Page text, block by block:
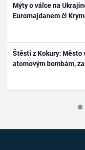
Mýty o válce na
Euromajdanem či
Štěstí z Kokury: Město
atomovým bombám,